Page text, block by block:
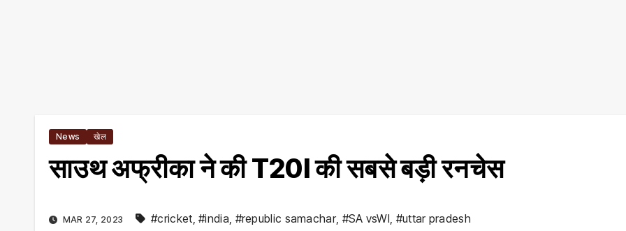
News खेल
साउथ अफ्रीका ने की T20I की सबसे बड़ी रनचेस
MAR 27, 2023 #cricket,#india, #republic samachar, #SA vsWI, #uttar pradesh